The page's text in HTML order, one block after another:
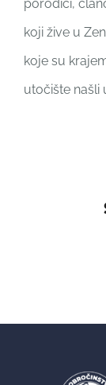
porodici,
koji žive u
koje su
utočište našli